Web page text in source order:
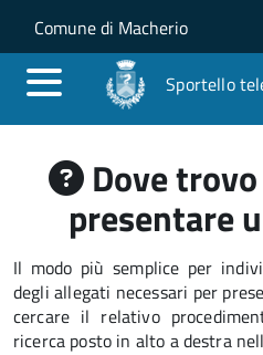
Salta al contenuto
Skip to site navigation
Comune di Macherio
Sportello
Dove
presentare
Il modo più semplice per
degli allegati necessari per
cercare il relativo
ricerca posto in alto a destra